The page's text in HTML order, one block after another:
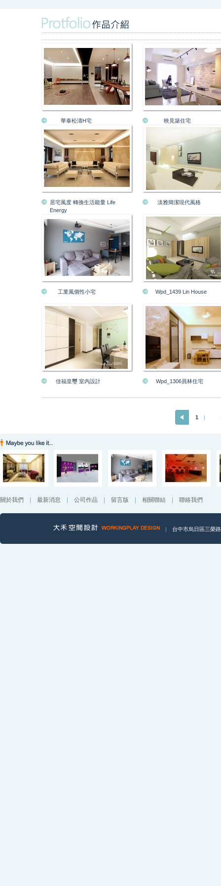
華泰松濤H宅 映見築住宅
居宅風度 轉換生活能量 Life
Energy
淡雅簡潔現代風格
工業風個性小宅 Wpd_1439 Lin House
佳福皇璽 室內設計 Wpd_1306員林住宅
1 |
關於我們 最新消息 公司作品 留言版 相關聯結 聯絡我們
| 台中市烏日區三榮